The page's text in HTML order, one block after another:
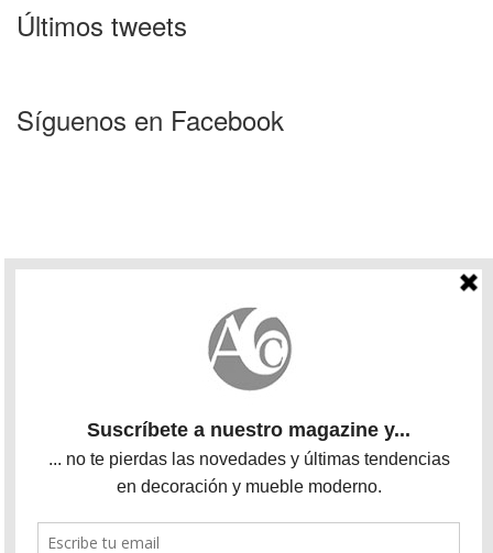
Últimos tweets
Síguenos en Facebook
Conecta con nosotros